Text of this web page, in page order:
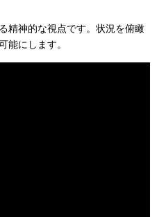
精神的な視点です。状況を俯瞰
能にします。